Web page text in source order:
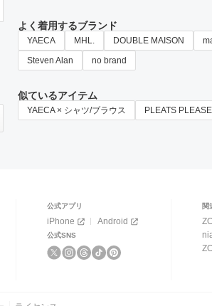
よく着用するブランド
YAECA MHL. DOUBLE MAISON
Steven Alan
no brand
似ているアイテム
YAECA × シャツ/ブラウス PLEATS
公式アプリ
iPhone Android
公式SNS
関